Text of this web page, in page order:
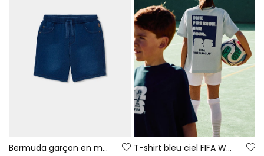
Bermuda garçon en molleton denim bleu T-shirt bleu ciel FIFA WORLD CUP 2026© X Boboli